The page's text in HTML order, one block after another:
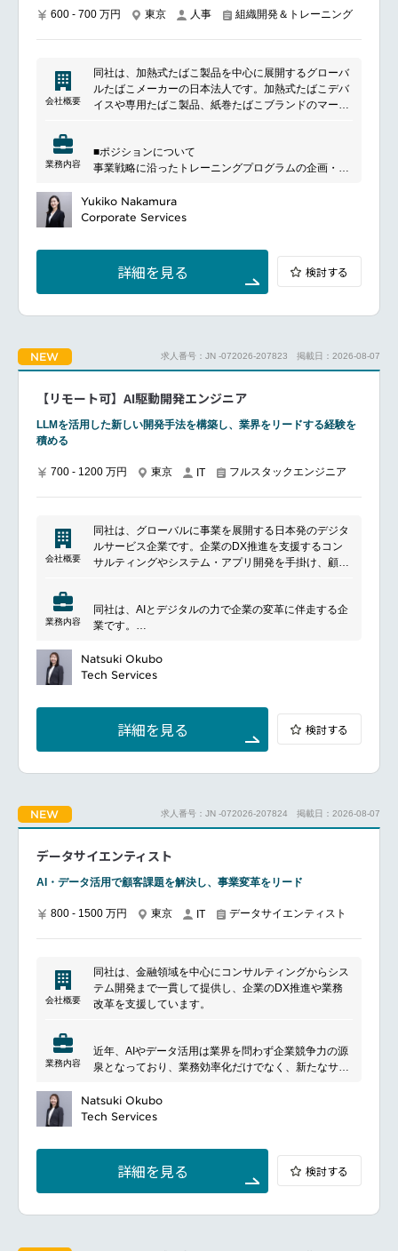
━━━━━━━━━━━━━━━#spotlightjob3
600 - 700 万円 東京 人事 組織開発＆トレーニング
会社概要
同社は、加熱式たばこ製品を中心に展開するグローバ
ルたばこメーカーの日本法人です。加熱式たばこデバ
イスや専用たばこ製品、紙巻たばこブランドのマーケ
ます。
業務内容
■ポジションについて
事業戦略に沿ったトレーニングプログラムの企画・開
年間計画に基づき研修内容を設計・展開し、受講者の
フィードバックや効果測定を通じて継続的な改善を推
あわせて、人材育成施策の最適化やナレッジマネジメ
ントの推進にも携わっていただきます。
■主な業務内容
年間研修計画に基づくトレーニングプログラムの企
オンライン・対面を含む最適な研修手法の選定および
運営管理
関係部署との連携による研修展開・受講管理
外部パートナーやベンダーの選定およびマネジメント
研修効果の分析、受講者フィードバックの収集・改善
必要に応じた経営層へのレポーティングおよびプレゼ
━━━━━━━━━━━━━━━#spotlightjob3
Yukiko Nakamura
Corporate Services
詳細を見る 検討する
NEW 求人番号：JN -072026-207823 掲載日：2026-08-07
【リモート可】AI駆動開発エンジニア
LLMを活用した新しい開発手法を構築し、業界をリードする経験を
積める
700 - 1200 万円 東京 IT フルスタックエンジニア
会社概要
同社は、グローバルに事業を展開する日本発のデジタ
ルサービス企業です。企業のDX推進を支援するコン
サルティングやシステム・アプリ開発を手掛け、顧客
装・運用まで一貫したサービスを提供しています。
業務内容
同社は、AIとデジタルの力で企業の変革に伴走する企
業です。
裁量のもと、
AIを駆使して構想から実装までを一貫して手がけるこ
━━━━━━━━━━━━━━━
■ポジションについて
AI、MaaS、FinTech、IoT、VRなど多岐にわたる最新
テクノロジーを活用した革新的なサービスや製品の新
■具体的な業務内容
AIアシストやAIエージェントを活用した要件定義/設計/
実装/テストを含む幅広い業務の効率化
CursorやWindsurfといったIDE、Bolt.newやDevinとい
ったエージェントなどのAI駆動開発サービスの評価と
社内のプロジェクトマネージャー、ディレクター、デ
フルスタックエンジニアとして、国内またベトナム拠
点を中心とした開発チームを統括し、プロジェクトを
成功に導く
設計・開発だけでなく、CI/CDパイプラインの構築や
デプロイ戦略の策定・実行までを担い、サービスの安
■開発環境
【クラウド】AWS / Azure（OpenAI含む） / GCP
【開発支援】Cursor / Windsurf / GitHub Copilot など
【その他】React / Vue / Flutter / Terraform / Docker /
【生成AIモデル】GPT / Claude/ Gemini など
Natsuki Okubo
Tech Services
詳細を見る 検討する
NEW 求人番号：JN -072026-207824 掲載日：2026-08-07
データサイエンティスト
AI・データ活用で顧客課題を解決し、事業変革をリード
800 - 1500 万円 東京 IT データサイエンティスト
会社概要
同社は、金融領域を中心にコンサルティングからシス
テム開発まで一貫して提供し、企業のDX推進や業務
改革を支援しています。
業務内容
近年、AIやデータ活用は業界を問わず企業競争力の源
泉となっており、業務効率化だけでなく、新たなサー
います。
金融領域をはじめ、ヘルスケア、公共分野など幅広い
械学習を活用して企業の意思決定や業務変革を支援す
るデータサイエンティストを募集しています。
━━━━━━━━━━━━━━━
■ポジションについて
Natsuki Okubo
Tech Services
詳細を見る 検討する